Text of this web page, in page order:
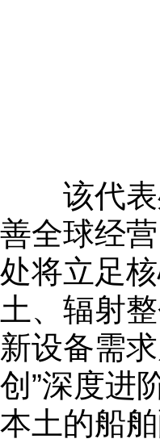
该代表处
善全球经
处将立足
土、辐射
新设备需
创”深度进
本土的船